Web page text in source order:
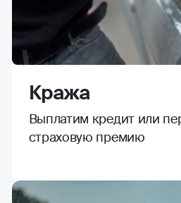
Кража
Выплатим кредит или
страховую премию